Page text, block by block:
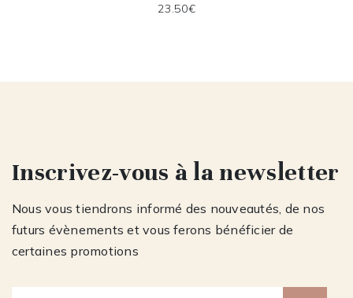
23.50€
Inscrivez-vous à la newsletter
Nous vous tiendrons informé des nouveautés, de nos
futurs évènements et vous ferons bénéficier de
certaines promotions